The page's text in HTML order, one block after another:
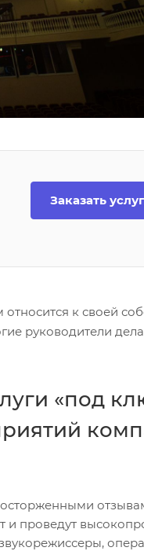
Заказать
к своей
руководители
«под
и проведут